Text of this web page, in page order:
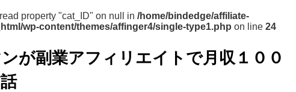
property "cat_ID" on null in /home/bindedge/affiliate-
wp-content/themes/affinger4/single-type1.php on line 24
が副業アフィリエイトで月収１００